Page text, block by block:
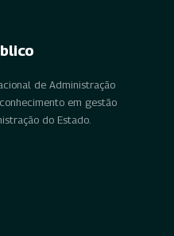
de Administração
em gestão
do Estado.